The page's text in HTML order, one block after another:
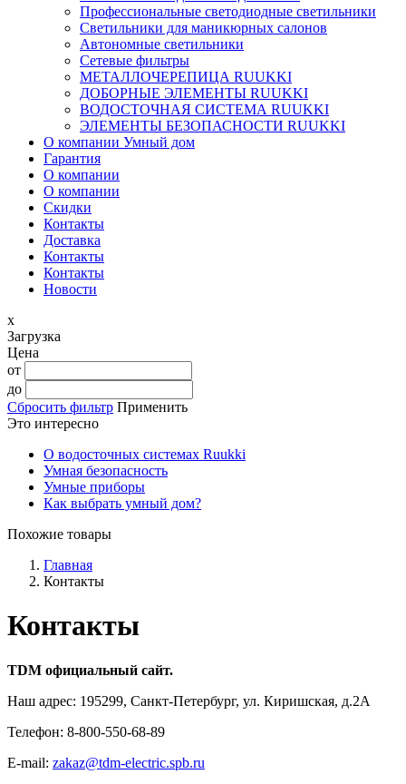
Профессиональные светодиодные светильники
Светильники для маникюрных салонов
Автономные светильники
Сетевые фильтры
МЕТАЛЛОЧЕРЕПИЦА RUUKKI
ДОБОРНЫЕ ЭЛЕМЕНТЫ RUUKKI
ВОДОСТОЧНАЯ СИСТЕМА RUUKKI
ЭЛЕМЕНТЫ БЕЗОПАСНОСТИ RUUKKI
О компании Умный дом
Гарантия
О компании
О компании
Скидки
Контакты
Доставка
Контакты
Контакты
Новости
x
Загрузка
Цена
от
до
Сбросить фильтр Применить
Это интересно
О водосточных системах Ruukki
Умная безопасность
Умные приборы
Как выбрать умный дом?
Похожие товары
Главная
Контакты
Контакты
TDM официальный сайт.
Наш адрес: 195299, Санкт-Петербург, ул. Киришская, д.2A
Телефон: 8-800-550-68-89
E-mail: zakaz@tdm-electric.spb.ru